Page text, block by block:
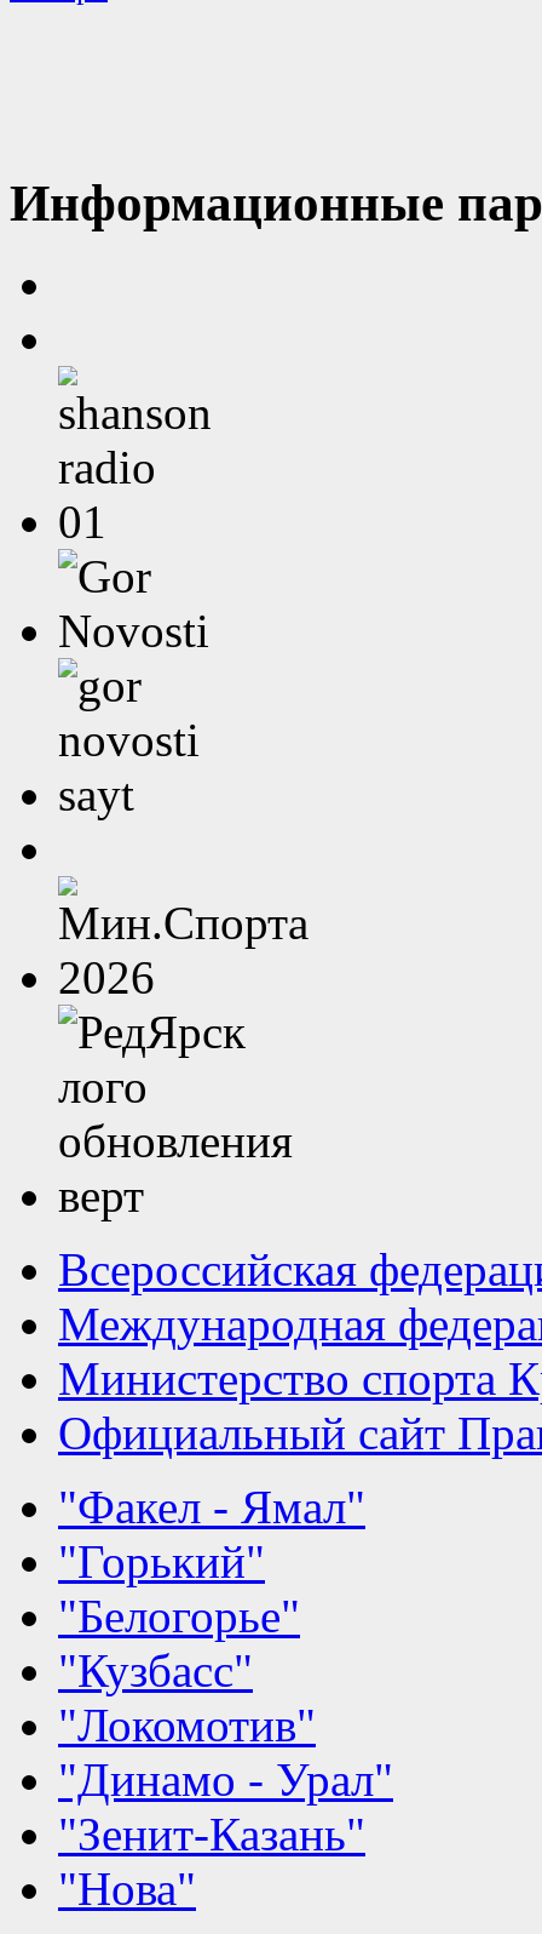
Информационные
Всероссийская
Международная
Министерство спорта
Официальный сайт
"Факел - Ямал"
"Горький"
"Белогорье"
"Кузбасс"
"Локомотив"
"Динамо - Урал"
"Зенит-Казань"
"Нова"